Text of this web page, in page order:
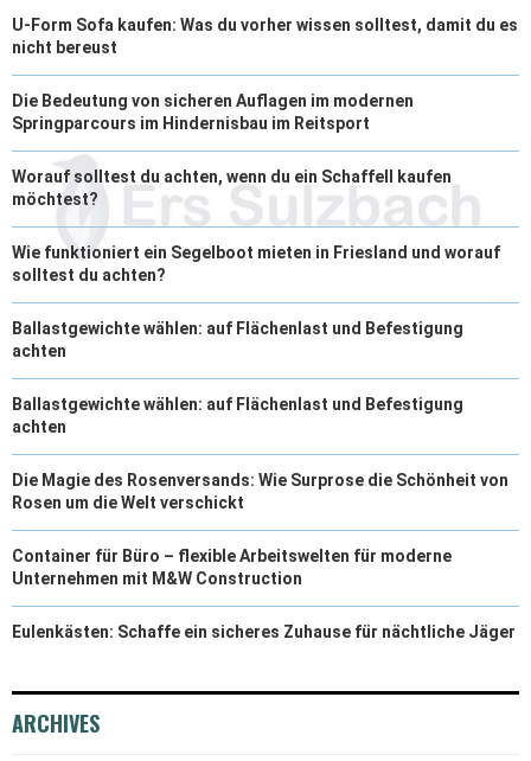
U-Form Sofa kaufen: Was du vorher wissen solltest, damit du es
nicht bereust
Die Bedeutung von sicheren Auflagen im modernen
Springparcours im Hindernisbau im Reitsport
Worauf solltest du achten, wenn du ein Schaffell kaufen
möchtest?
Wie funktioniert ein Segelboot mieten in Friesland und worauf
solltest du achten?
Ballastgewichte wählen: auf Flächenlast und Befestigung
achten
Ballastgewichte wählen: auf Flächenlast und Befestigung
achten
Die Magie des Rosenversands: Wie Surprose die Schönheit von
Rosen um die Welt verschickt
Container für Büro – flexible Arbeitswelten für moderne
Unternehmen mit M&W Construction
Eulenkästen: Schaffe ein sicheres Zuhause für nächtliche Jäger
ARCHIVES